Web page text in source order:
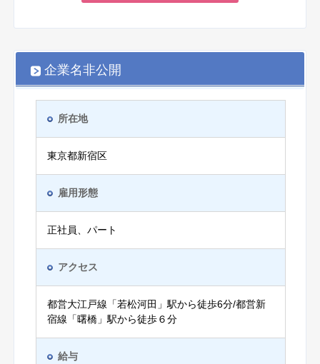
企業名非公開
所在地
東京都新宿区
雇用形態
正社員、パート
アクセス
都営大江戸線「若松河田」駅から徒歩6分/都営新
宿線「曙橋」駅から徒歩６分
給与